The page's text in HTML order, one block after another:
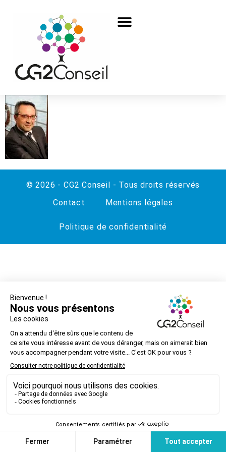
© 2026 - CG2 Conseil - Tous droits réservés
Contact
Mentions légales
Politique de confidentialité